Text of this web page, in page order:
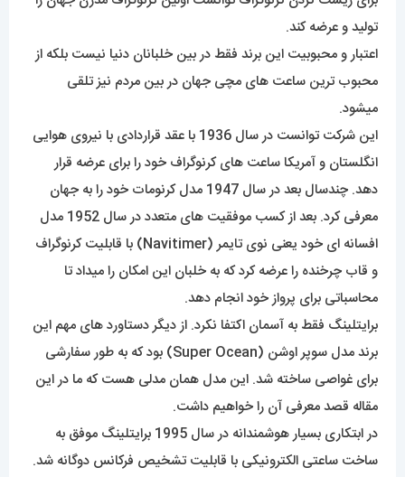
تولید و عرضه کند.
اعتبار و محبوبیت این برند فقط در بین خلبانان دنیا نیست بلکه از
محبوب ترین ساعت های مچی جهان در بین مردم نیز تلقی
میشود.
این شرکت توانست در سال 1936 با عقد قراردادی با نیروی هوایی
انگلستان و آمریکا ساعت های کرنوگراف خود را برای عرضه قرار
دهد. چندسال بعد در سال 1947 مدل کرنومات خود را به جهان
معرفی کرد. بعد از کسب موفقیت های متعدد در سال 1952 مدل
افسانه ای خود یعنی نوی تایمر (Navitimer) با قابلیت کرنوگراف
و قاب چرخنده را عرضه کرد که به خلبان این امکان را میداد تا
محاسباتی برای پرواز خود انجام دهد.
برایتلینگ فقط به آسمان اکتفا نکرد. از دیگر دستاورد های مهم این
برند مدل سوپر اوشن (Super Ocean) بود که به طور سفارشی
برای غواصی ساخته شد. این مدل همان مدلی هست که ما در این
مقاله قصد معرفی آن را خواهیم داشت.
در ابتکاری بسیار هوشمندانه در سال 1995 برایتلینگ موفق به
ساخت ساعتی الکترونیکی با قابلیت تشخیص فرکانس دوگانه شد.